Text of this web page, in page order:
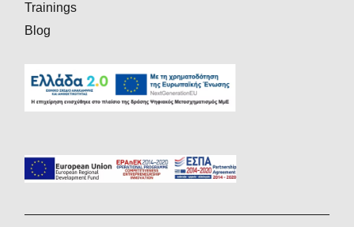
Trainings
Blog